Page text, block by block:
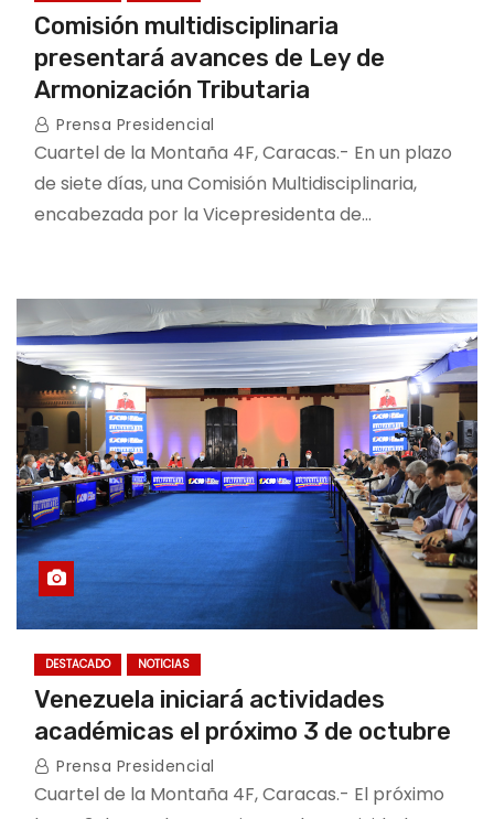
Comisión multidisciplinaria
presentará avances de Ley de
Armonización Tributaria
Prensa Presidencial
Cuartel de la Montaña 4F, Caracas.- En un plazo
de siete días, una Comisión Multidisciplinaria,
encabezada por la Vicepresidenta de…
DESTACADO NOTICIAS
Venezuela iniciará actividades
académicas el próximo 3 de octubre
Prensa Presidencial
Cuartel de la Montaña 4F, Caracas.- El próximo